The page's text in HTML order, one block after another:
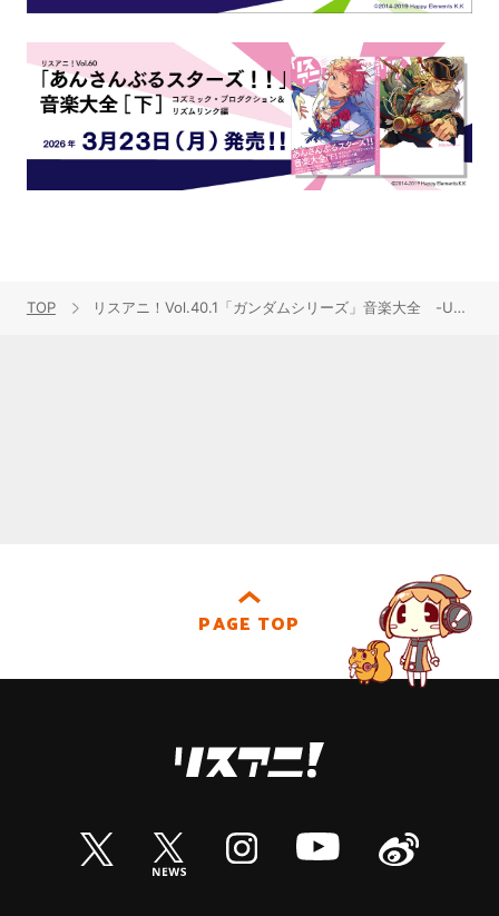
TOP リスアニ！Vol.40.1「ガンダムシリーズ」音楽大全 -Universal Century-
PAGE TOP